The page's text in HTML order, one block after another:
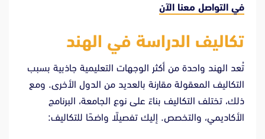
في التواصل معنا الآن
تكاليف الدراسة في الهند
تُعد الهند واحدة من أكثر الوجهات التعليمية جاذبية بسبب
التكاليف المعقولة مقارنة بالعديد من الدول الأخرى. ومع
ذلك، تختلف التكاليف بناءً على نوع الجامعة، البرنامج
الأكاديمي، والتخصص. إليك تفصيلًا واضحًا للتكاليف: